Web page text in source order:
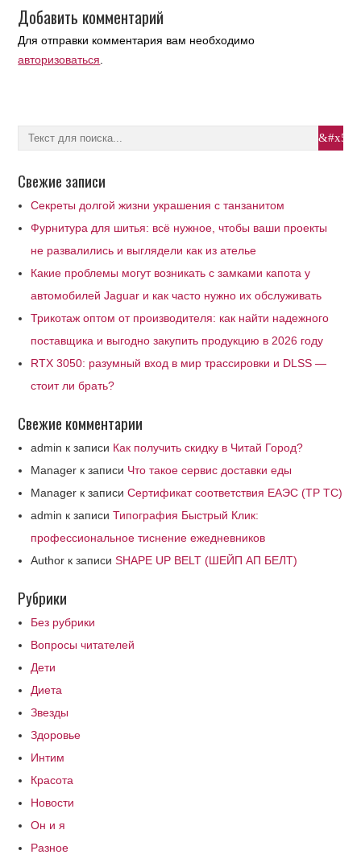
Добавить комментарий
Для отправки комментария вам необходимо
авторизоваться
Свежие записи
Секреты долгой жизни украшения с танзанитом
Фурнитура для шитья: всё нужное, чтобы ваши проекты
не развалились и выглядели как из ателье
Какие проблемы могут возникать с замками капота у
автомобилей Jaguar и как часто нужно их обслуживать
Трикотаж оптом от производителя: как найти надежного
поставщика и выгодно закупить продукцию в 2026 году
RTX 3050: разумный вход в мир трассировки и DLSS —
стоит ли брать?
Свежие комментарии
admin к записи Как получить скидку в Читай Город?
Manager к записи Что такое сервис доставки еды
Manager к записиСертификат соответствия ЕАЭС (ТР ТС)
admin к записиТипография Быстрый Клик:
профессиональное тиснение ежедневников
Author к записиSHAPE UP BELT (ШЕЙП АП БЕЛТ)
Рубрики
Без рубрики
Вопросы читателей
Дети
Диета
Звезды
Здоровье
Интим
Красота
Новости
Он и я
Разное